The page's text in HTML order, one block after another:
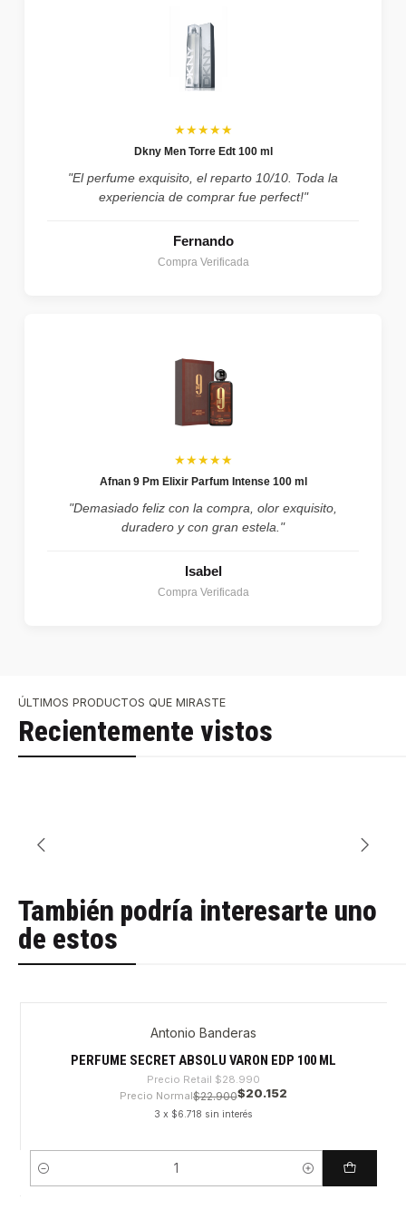
★★★★★
Dkny Men Torre Edt 100 ml
"El perfume exquisito, el reparto 10/10. Toda la
experiencia de comprar fue perfect!"
Fernando
Compra Verificada
★★★★★
Afnan 9 Pm Elixir Parfum Intense 100 ml
"Demasiado feliz con la compra, olor exquisito,
duradero y con gran estela."
Isabel
Compra Verificada
ÚLTIMOS PRODUCTOS QUE MIRASTE
Recientemente vistos
También podría interesarte uno
de estos
Antonio Banderas
PERFUME SECRET ABSOLU VARON EDP 100 ML
Precio Retail $28.990
Precio Normal$22.900$20.152
3 x $6.718 sin interés
Cantidad